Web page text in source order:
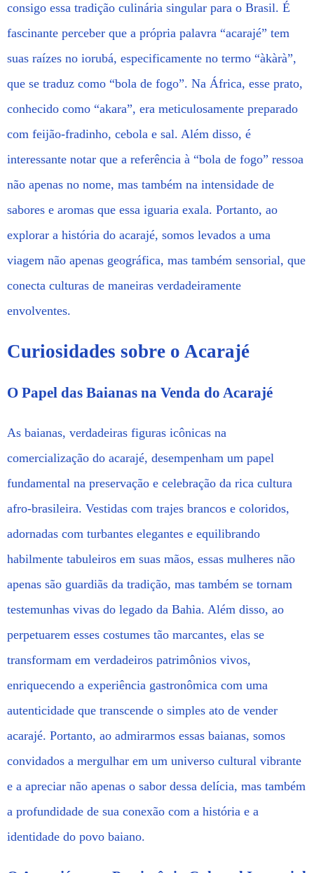
consigo essa tradição culinária singular para o Brasil. É
fascinante perceber que a própria palavra “acarajé” tem
suas raízes no iorubá, especificamente no termo “àkàrà”,
que se traduz como “bola de fogo”. Na África, esse prato,
conhecido como “akara”, era meticulosamente preparado
com feijão-fradinho, cebola e sal. Além disso, é
interessante notar que a referência à “bola de fogo” ressoa
não apenas no nome, mas também na intensidade de
sabores e aromas que essa iguaria exala. Portanto, ao
explorar a história do acarajé, somos levados a uma
viagem não apenas geográfica, mas também sensorial, que
conecta culturas de maneiras verdadeiramente
envolventes.
Curiosidades sobre o Acarajé
O Papel das Baianas na Venda do Acarajé
As baianas, verdadeiras figuras icônicas na
comercialização do acarajé, desempenham um papel
fundamental na preservação e celebração da rica cultura
afro-brasileira. Vestidas com trajes brancos e coloridos,
adornadas com turbantes elegantes e equilibrando
habilmente tabuleiros em suas mãos, essas mulheres não
apenas são guardiãs da tradição, mas também se tornam
testemunhas vivas do legado da Bahia. Além disso, ao
perpetuarem esses costumes tão marcantes, elas se
transformam em verdadeiros patrimônios vivos,
enriquecendo a experiência gastronômica com uma
autenticidade que transcende o simples ato de vender
acarajé. Portanto, ao admirarmos essas baianas, somos
convidados a mergulhar em um universo cultural vibrante
e a apreciar não apenas o sabor dessa delícia, mas também
a profundidade de sua conexão com a história e a
identidade do povo baiano.